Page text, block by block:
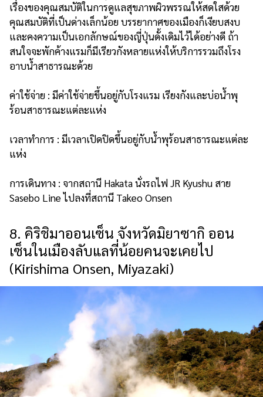
เรื่องของคุณสมบัติในการดูแลสุขภาพผิวพรรณให้สดใสด้วย
คุณสมบัติที่เป็นด่างเล็กน้อย บรรยากาศของเมืองก็เงียบสงบ
และคงความเป็นเอกลักษณ์ของญี่ปุ่นดั้งเดิมไว้ได้อย่างดี ถ้า
สนใจจะพักค้างแรมก็มีเรียวกังหลายแห่งให้บริการรวมถึงโรง
อาบน้ำสาธารณะด้วย
ค่าใช้จ่าย : มีค่าใช้จ่ายขึ้นอยู่กับโรงแรม เรียงกังและบ่อน้ำพุ
ร้อนสาธารณะแต่ละแห่ง
เวลาทำการ : มีเวลาเปิดปิดขึ้นอยู่กับน้ำพุร้อนสาธารณะแต่ละ
แห่ง
การเดินทาง : จากสถานี Hakata นั่งรถไฟ JR Kyushu สาย
Sasebo Line ไปลงที่สถานี Takeo Onsen
8. คิริชิมาออนเซ็น จังหวัดมิยาซากิ ออน
เซ็นในเมืองลับแลที่น้อยคนจะเคยไป
(Kirishima Onsen, Miyazaki)